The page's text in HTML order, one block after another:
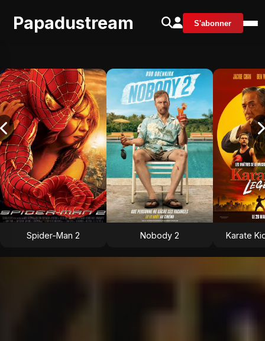
Papadustream S'abonner
Spider-Man 2 Nobody 2 Karate